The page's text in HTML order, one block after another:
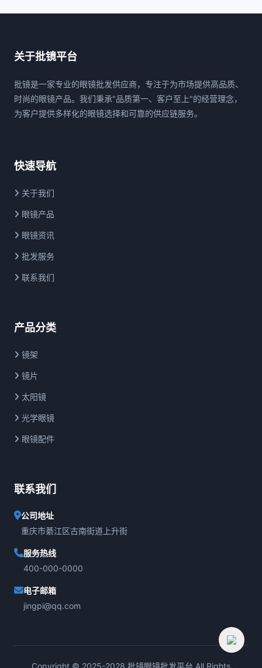
关于批镜平台
批镜是一家专业的眼镜批发供应商，专注于为市场提供高品质、
时尚的眼镜产品。我们秉承"品质第一、客户至上"的经营理念，
为客户提供多样化的眼镜选择和可靠的供应链服务。
快速导航
关于我们
眼镜产品
眼镜资讯
批发服务
联系我们
产品分类
镜架
镜片
太阳镜
光学眼镜
眼镜配件
联系我们
公司地址
重庆市綦江区古南街道上升街
服务热线
400-000-0000
电子邮箱
jingpi@qq.com
Copyright © 2025-2028 批镜眼镜批发平台 All Rights